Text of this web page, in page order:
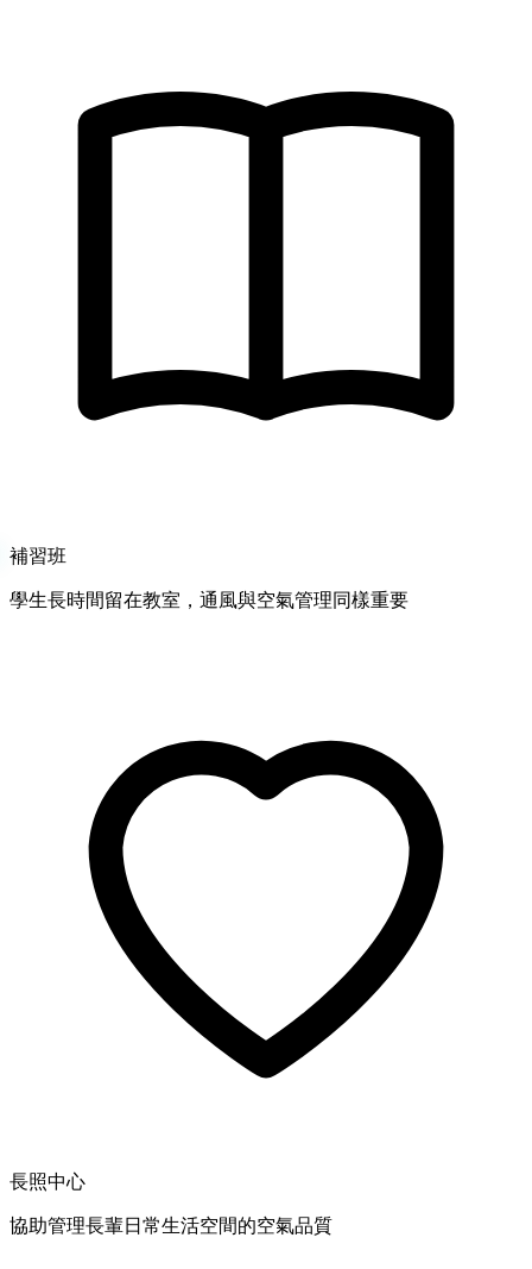
補習班
學生長時間留在教室，通風與空氣管理同樣重要
長照中心
協助管理長輩日常生活空間的空氣品質